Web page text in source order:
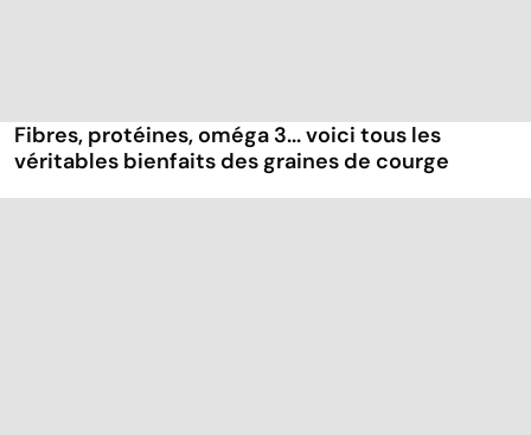
Fibres, protéines, oméga 3... voici tous les
véritables bienfaits des graines de courge